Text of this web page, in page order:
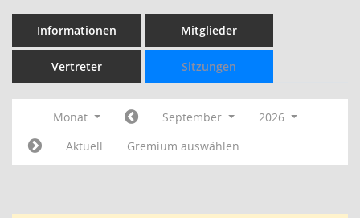
Informationen Mitglieder
Vertreter Sitzungen
Monat September
2026
Aktuell
Gremium auswählen